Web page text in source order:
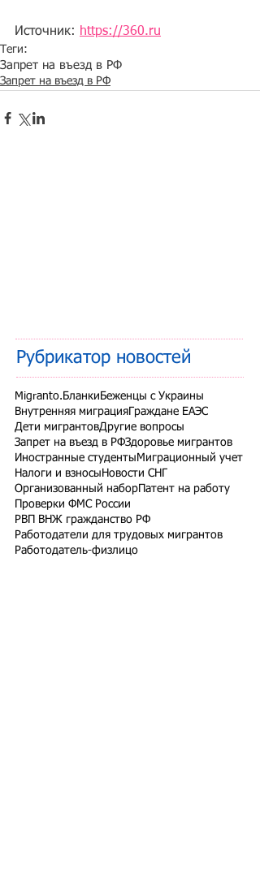
Источник: https://360.ru
Теги:
Запрет на въезд в РФ
Запрет на въезд в РФ
Рубрикатор новостей
Migranto.Бланки Беженцы с Украины
Внутренняя миграция Граждане ЕАЭС
Дети мигрантовДругие вопросы
Запрет на въезд в РФЗдоровье мигрантов
Иностранные студенты Миграционный учет
Налоги и взносы Новости СНГ
Организованный набор Патент на работу
Проверки ФМС России
РВП ВНЖ гражданство РФ
Работодатели для трудовых мигрантов
Работодатель-физлицо